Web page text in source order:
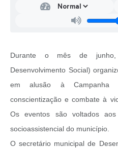
Durante o mês de
Desenvolvimento Social)
em alusão à Campanha
conscientização e combate à
Os eventos são voltados
socioassistencial do município.
O secretário municipal de